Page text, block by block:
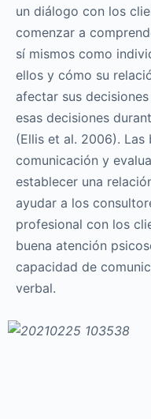
un diálogo con los
comenzar a
sí mismos como
ellos y cómo su
afectar sus
esas decisiones
(Ellis et al. 2006). Las
comunicación y
establecer una
ayudar a los
profesional con los
buena atención
capacidad de
verbal.